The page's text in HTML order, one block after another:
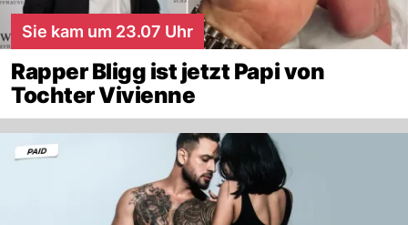
Sie kam um 23.07 Uhr
Rapper Bligg ist jetzt Papi von
Tochter Vivienne